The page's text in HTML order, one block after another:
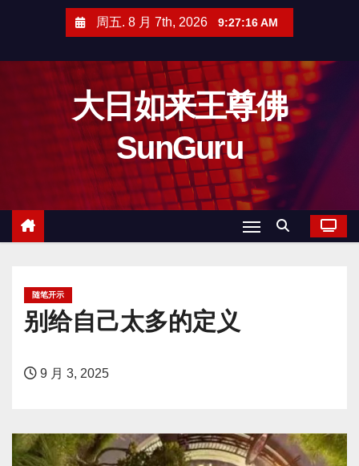
周五. 8 月 7th, 2026 9:27:17 AM
大日如来王尊佛
SunGuru
随笔开示
别给自己太多的定义
9 月 3, 2025